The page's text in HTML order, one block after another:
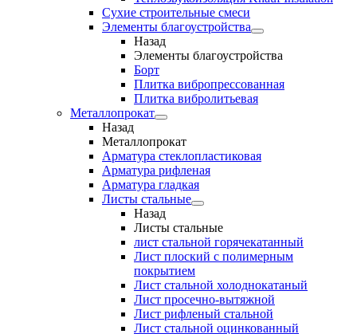
Сухие строительные смеси
Элементы благоустройства
Назад
Элементы благоустройства
Борт
Плитка вибропрессованная
Плитка вибролитьевая
Металлопрокат
Назад
Металлопрокат
Арматура стеклопластиковая
Арматура рифленая
Арматура гладкая
Листы стальные
Назад
Листы стальные
лист стальной горячекатанный
Лист плоский с полимерным
покрытием
Лист стальной холоднокатаный
Лист просечно-вытяжной
Лист рифленый стальной
Лист стальной оцинкованный